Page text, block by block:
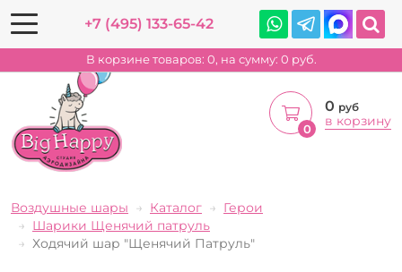
+7 (495) 133-65-42
В корзине товаров: 0, на сумму: 0 руб.
0
0 руб
в корзину
Воздушные шары Каталог
Герои
Шарики Щенячий патруль
Ходячий шар "Щенячий Патруль"